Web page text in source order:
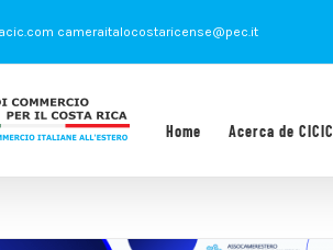
cameraitalocostaricense@pec.it
Home Acerca de CICIC